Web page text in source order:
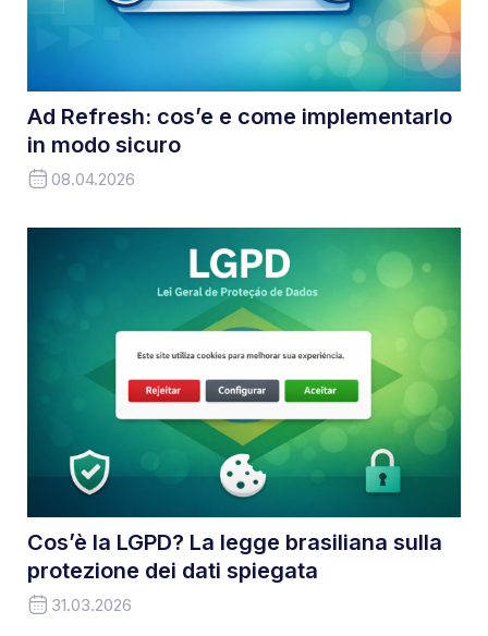
Ad Refresh: cos’e e come implementarlo
in modo sicuro
08.04.2026
Cos’è la LGPD? La legge brasiliana sulla
protezione dei dati spiegata
31.03.2026